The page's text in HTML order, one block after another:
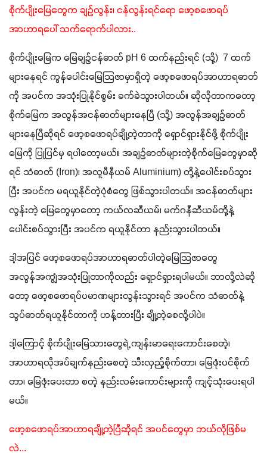
စိုက်ပျိုးမြေတွေက ချဉ်လွန်း၊ ငန်လွန်းရင်ရော ဖော့စဖောရပ်
အာဟာရပေါ် သက်ရောက်ပါလား..
စိုက်ပျိုးမြေက မြေချဉ်ငန်ဓာတ် pH 6 ထက်နည်းရင် (သို့)  7 ထက်
များနေရင် ကွန်ပေါင်းမြေသြဇာမှာရှိတဲ့ ဖော့စဖောရပ်အာဟာရဓာတ်
ကို အပင်က အသုံးပြုနိုင်စွမ်း ခက်ခဲသွားပါတယ်။ ဆိုလိုတာကတော့
စိုက်မြေက အလွန်အငန်ဓာတ်များနေပြီ (သို့) အလွန်အချဉ်ဓာတ်
များနေပြီဆိုရင် ဖော့စဖောရပ်ချို့တဲ့တာကို ရှောင်ရှားနိုင်ဖို့ စိုက်ပျိုး
မြေကို ပြုပြင်မှ ရပါတော့မယ်။ အချဉ်ဓာတ်များတဲ့စိုက်မြေတွေမှာဆို
ရင် သံဓာတ် (Iron)၊ အလူမီနီယမ် Aluminium) တို့နဲ့ပေါင်းစပ်သွား
ပြီး အပင်က မရယူနိုင်တဲ့ပုံစံတွေ ဖြစ်သွားပါတယ်။ အငန်ဓာတ်များ
လွန်းတဲ့ မြေတွေမှာတော့ ကယ်လဆီယမ်၊ မက်ဂနီဆီယမ်တို့နဲ့
ပေါင်းစပ်သွားပြီး အပင်က ရယူနိုင်တာ နည်းသွားပါတယ်။
ဒါ့အပြင် ဖော့စဖောရပ်အာဟာရဓာတ်ပါတဲ့မြေသြဇာတွေ
အလွန်အကျွံအသုံးပြုတာကိုလည်း ရှောင်ရှားရပါမယ်။ ဘာလို့လဲဆို
တော့ ဖော့စဖောရပ်ပမာဏများလွန်းသွားရင် အပင်က သံဓာတ်နဲ့
သွပ်ဓာတ်ရယူနိုင်တာကို ဟန့်တားပြီး ချို့တဲ့စေလို့ပါပဲ။
ဒါ့ကြောင့် စိုက်ပျိုးမြေသားတွေရဲ့ ကျန်းမာရေးကောင်းစေတဲ့၊
အာဟာရလိုအပ်ချက်နည်းစေတဲ့ သီးလှည့်စိုက်တာ၊ မြေဖုံးပင်စိုက်
တာ၊ မြေဖုံးပေးတာ စတဲ့ နည်းလမ်းကောင်းများကို ကျင့်သုံးပေးရပါ
မယ်။
ဖော့စဖောရပ်အာဟာရချို့တဲ့ပြီဆိုရင် အပင်တွေမှာ ဘယ်လိုဖြစ်မ
လဲ...